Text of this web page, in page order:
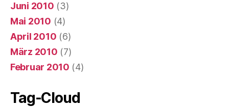
Juni 2010 (3)
Mai 2010 (4)
April 2010 (6)
März 2010 (7)
Februar 2010 (4)
Tag-Cloud